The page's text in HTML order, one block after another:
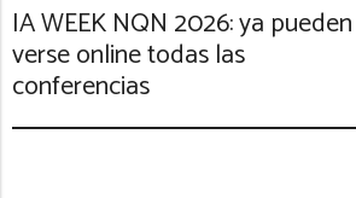
IA WEEK NQN 2026: ya pueden
verse online todas las
conferencias